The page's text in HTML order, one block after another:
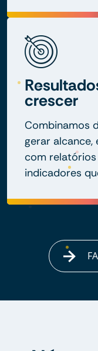
crescer
Combinamos
gerar
com
indicadores